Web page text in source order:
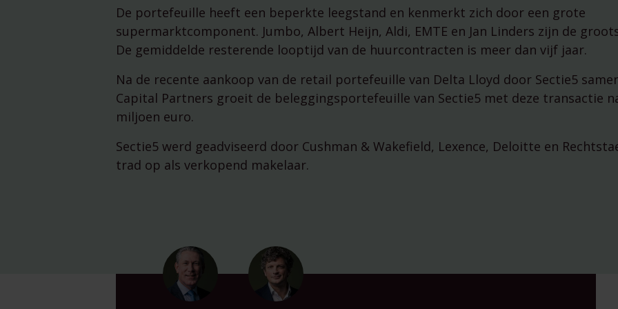
managementparticipaties
Digitale Compliance
ESG Wetwijzer
De portefeuille heeft een beperkte leegstand en kenmerkt zich door een grote
supermarktcomponent. Jumbo, Albert Heijn, Aldi, EMTE en Jan Linders zijn de
De gemiddelde resterende looptijd van de huurcontracten is meer dan vijf jaar.
Na de recente aankoop van de retail portefeuille van Delta Lloyd door Sectie5
Capital Partners groeit de beleggingsportefeuille van Sectie5 met deze transactie
miljoen euro.
Sectie5 werd geadviseerd door Cushman & Wakefield, Lexence, Deloitte en
trad op als verkopend makelaar.